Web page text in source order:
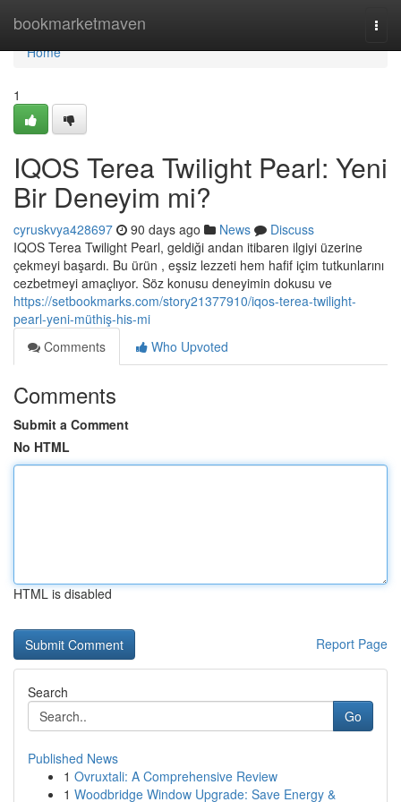
bookmarketmaven
Home
Home
1
IQOS Terea Twilight Pearl: Yeni
Bir Deneyim mi?
cyruskvya428697 90 days ago News
Discuss
IQOS Terea Twilight Pearl, geldiği andan itibaren ilgiyi üzerine
çekmeyi başardı. Bu ürün , eşsiz lezzeti hem hafif içim tutkunlarını
cezbetmeyi amaçlıyor. Söz konusu deneyimin dokusu ve
https://setbookmarks.com/story21377910/iqos-terea-twilight-
pearl-yeni-müthiş-his-mi
Comments
Who Upvoted
Comments
Submit a Comment
No HTML
HTML is disabled
Report Page
Search
Go
Published News
1 Ovruxtali: A Comprehensive Review
1 Woodbridge Window Upgrade: Save Energy &